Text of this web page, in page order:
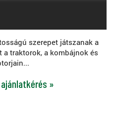
szerepet játszanak a
a traktorok, a kombájnok és
»